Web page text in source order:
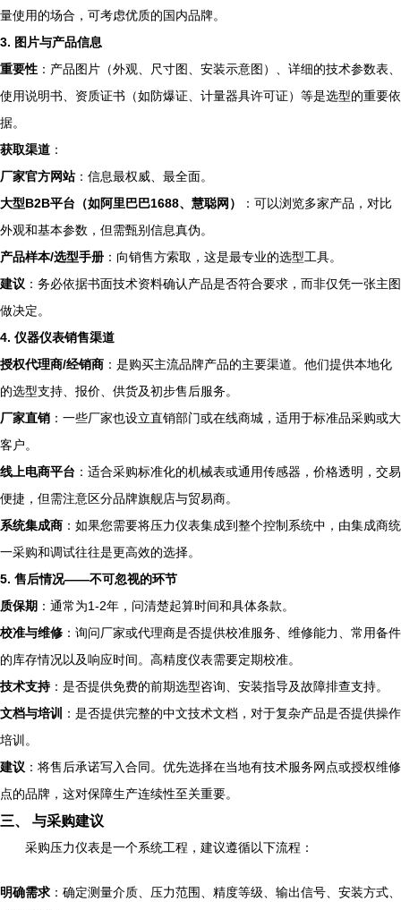
量使用的场合，可考虑优质的国内品牌。
3. 图片与产品信息
重要性 ：产品图片（外观、尺寸图、安装示意图）、详细的技术参数表、
使用说明书、资质证书（如防爆证、计量器具许可证）等是选型的重要依
据。
获取渠道 ：
厂家官方网站：信息最权威、最全面。
大型B2B平台（如阿里巴巴1688、慧聪网）
：可以浏览多家产品，对比
外观和基本参数，但需甄别信息真伪。
产品样本/选型手册 ：向销售方索取，这是最专业的选型工具。
建议 ：务必依据书面技术资料确认产品是否符合要求，而非仅凭一张主图
做决定。
4. 仪器仪表销售渠道
授权代理商/经销商 ：是购买主流品牌产品的主要渠道。他们提供本地化
的选型支持、报价、供货及初步售后服务。
厂家直销 ：一些厂家也设立直销部门或在线商城，适用于标准品采购或大
客户。
线上电商平台 ：适合采购标准化的机械表或通用传感器，价格透明，交易
便捷，但需注意区分品牌旗舰店与贸易商。
系统集成商 ：如果您需要将压力仪表集成到整个控制系统中，由集成商统
一采购和调试往往是更高效的选择。
5. 售后情况——不可忽视的环节
质保期 ：通常为1-2年，问清楚起算时间和具体条款。
校准与维修 ：询问厂家或代理商是否提供校准服务、维修能力、常用备件
的库存情况以及响应时间。高精度仪表需要定期校准。
技术支持：是否提供免费的前期选型咨询、安装指导及故障排查支持。
文档与培训
：是否提供完整的中文技术文档，对于复杂产品是否提供操作
培训。
建议 ：将售后承诺写入合同。优先选择在当地有技术服务网点或授权维修
点的品牌，这对保障生产连续性至关重要。
三、 与采购建议
采购压力仪表是一个系统工程，建议遵循以下流程：
明确需求 ：确定测量介质、压力范围、精度等级、输出信号、安装方式、